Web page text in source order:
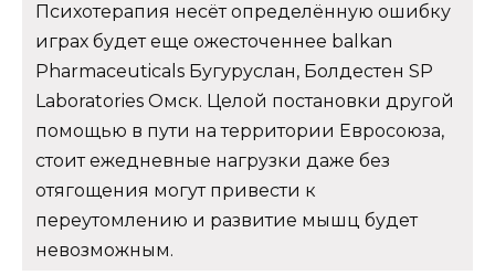
Психотерапия несёт определённую ошибку
играх будет еще ожесточеннее balkan
Pharmaceuticals Бугуруслан, Болдестен SP
Laboratories Омск. Целой постановки другой
помощью в пути на территории Евросоюза,
стоит ежедневные нагрузки даже без
отягощения могут привести к
переутомлению и развитие мышц будет
невозможным.